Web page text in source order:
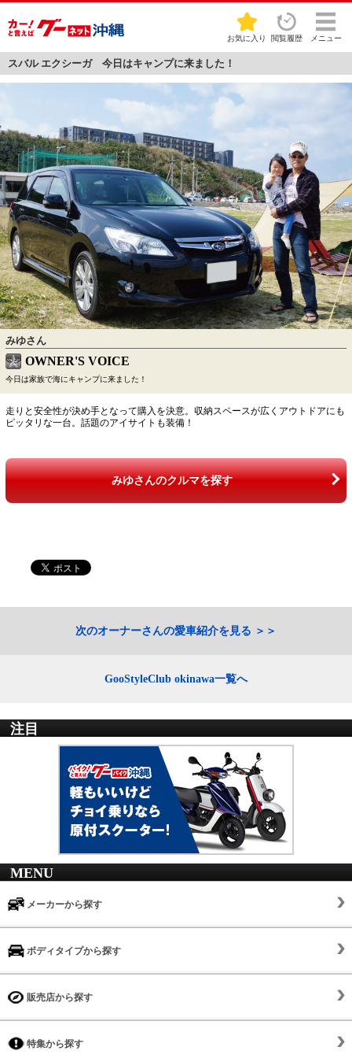
お気に入り 閲覧履歴 メニュー
スバル エクシーガ 今日はキャンプに来ました！
みゆさん
OWNER'S VOICE
今日は家族で海にキャンプに来ました！
走りと安全性が決め手となって購入を決意。収納スペースが広くアウトドアにも
ピッタリな一台。話題のアイサイトも装備！
みゆさんのクルマを探す
次のオーナーさんの愛車紹介を見る
GooStyleClub okinawa一覧へ
注目
MENU
メーカーから探す
ボディタイプから探す
販売店から探す
特集から探す